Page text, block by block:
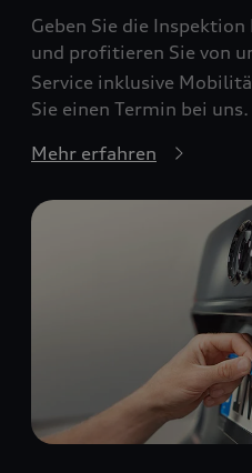
Geben Sie die
und profitieren Sie von
Service inklusive
Sie einen Termin bei uns.
Mehr erfahren